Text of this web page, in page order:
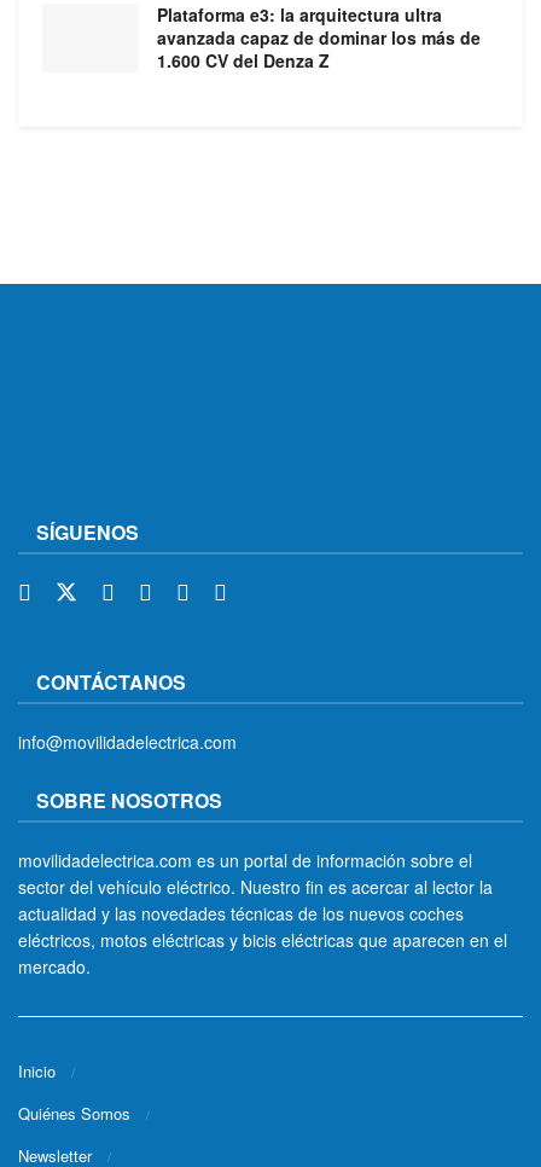
Plataforma e3: la arquitectura ultra
avanzada capaz de dominar los más de
1.600 CV del Denza Z
SÍGUENOS
CONTÁCTANOS
info@movilidadelectrica.com
SOBRE NOSOTROS
movilidadelectrica.com es un portal de información sobre el
sector del vehículo eléctrico. Nuestro fin es acercar al lector la
actualidad y las novedades técnicas de los nuevos coches
eléctricos, motos eléctricas y bicis eléctricas que aparecen en el
mercado.
Inicio
Quiénes Somos
Newsletter